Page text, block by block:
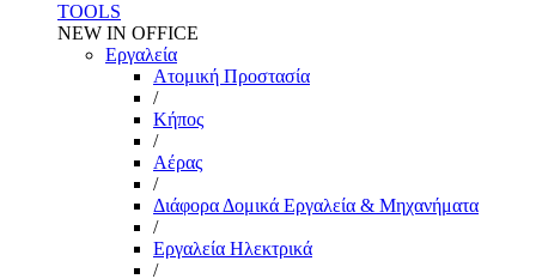
TOOLS
NEW IN OFFICE
Εργαλεία
Aτομική Προστασία
/
Kήπος
/
Αέρας
/
Διάφορα Δομικά Εργαλεία & Μηχανήματα
/
Εργαλεία Ηλεκτρικά
/